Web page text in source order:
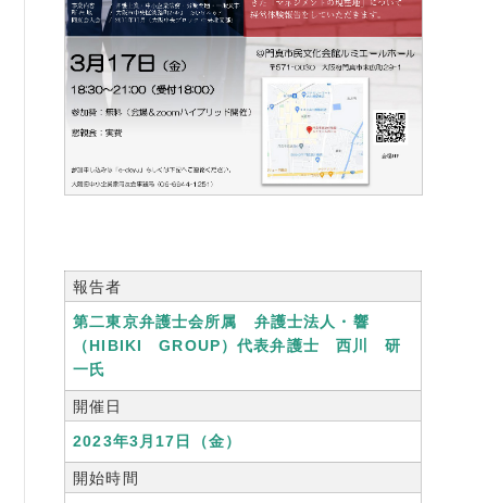
事務局
コンテンツ
コラム
書籍紹介
06-6944-1251
FAX: 06-6941-8352
大阪市中央区農人橋2丁目-1-30 谷町八木ビル4F
報告者
第二東京弁護士会所属 弁護士法人・響
（HIBIKI GROUP）代表弁護士 西川 研
一氏
開催日
2023年3月17日（金）
開始時間